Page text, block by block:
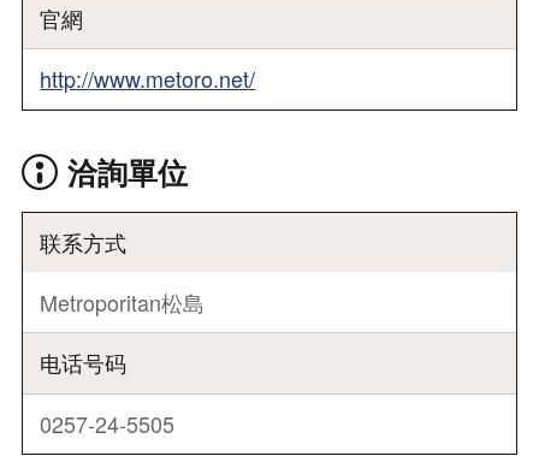
官網
http://www.metoro.net/
洽詢單位
联系方式
Metroporitan松島
电话号码
0257-24-5505